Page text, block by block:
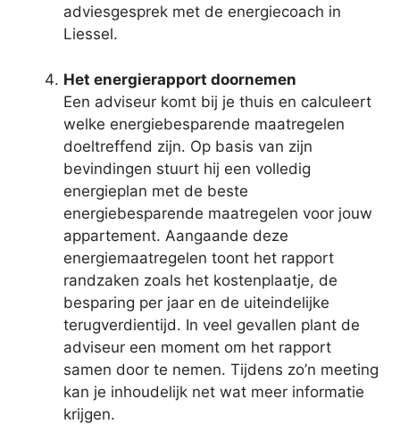
adviesgesprek met de energiecoach in
Liessel.
Het energierapport doornemen
Een adviseur komt bij je thuis en calculeert
welke energiebesparende maatregelen
doeltreffend zijn. Op basis van zijn
bevindingen stuurt hij een volledig
energieplan met de beste
energiebesparende maatregelen voor jouw
appartement. Aangaande deze
energiemaatregelen toont het rapport
randzaken zoals het kostenplaatje, de
besparing per jaar en de uiteindelijke
terugverdientijd. In veel gevallen plant de
adviseur een moment om het rapport
samen door te nemen. Tijdens zo’n meeting
kan je inhoudelijk net wat meer informatie
krijgen.